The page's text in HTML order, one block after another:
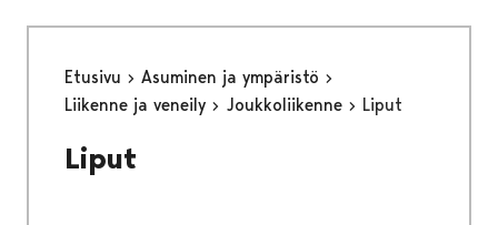
Etusivu
Asuminen ja ympäristö
Liikenne ja veneily
Joukkoliikenne Liput
Liput